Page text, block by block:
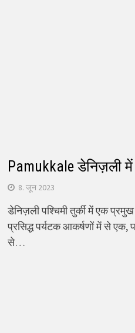
Pamukkale डेनिज़ली
8. जून 2023
डेनिज़ली पश्चिमी तुर्की में एक
प्रसिद्ध पर्यटक आकर्षणों में से एक,
से…